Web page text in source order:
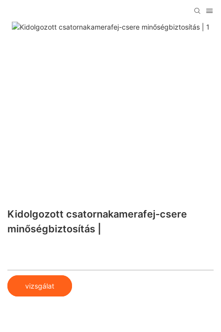
Kidolgozott csatornakamerafej-csere
minőségbiztosítás |
vizsgálat